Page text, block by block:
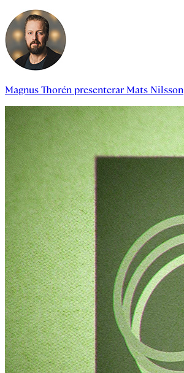
Magnus Thorénpresenterar Mats Nilsson